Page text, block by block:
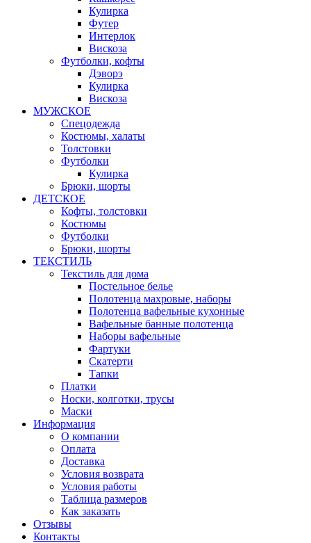
Кулирка
Футер
Интерлок
Вискоза
Футболки, кофты
Дэворэ
Кулирка
Вискоза
МУЖСКОЕ
Спецодежда
Костюмы, халаты
Толстовки
Футболки
Кулирка
Брюки, шорты
ДЕТСКОЕ
Кофты, толстовки
Костюмы
Футболки
Брюки, шорты
ТЕКСТИЛЬ
Текстиль для дома
Постельное белье
Полотенца махровые, наборы
Полотенца вафельные кухонные
Вафельные банные полотенца
Наборы вафельные
Фартуки
Скатерти
Тапки
Платки
Носки, колготки, трусы
Маски
Информация
О компании
Оплата
Доставка
Условия возврата
Условия работы
Таблица размеров
Как заказать
Отзывы
Контакты